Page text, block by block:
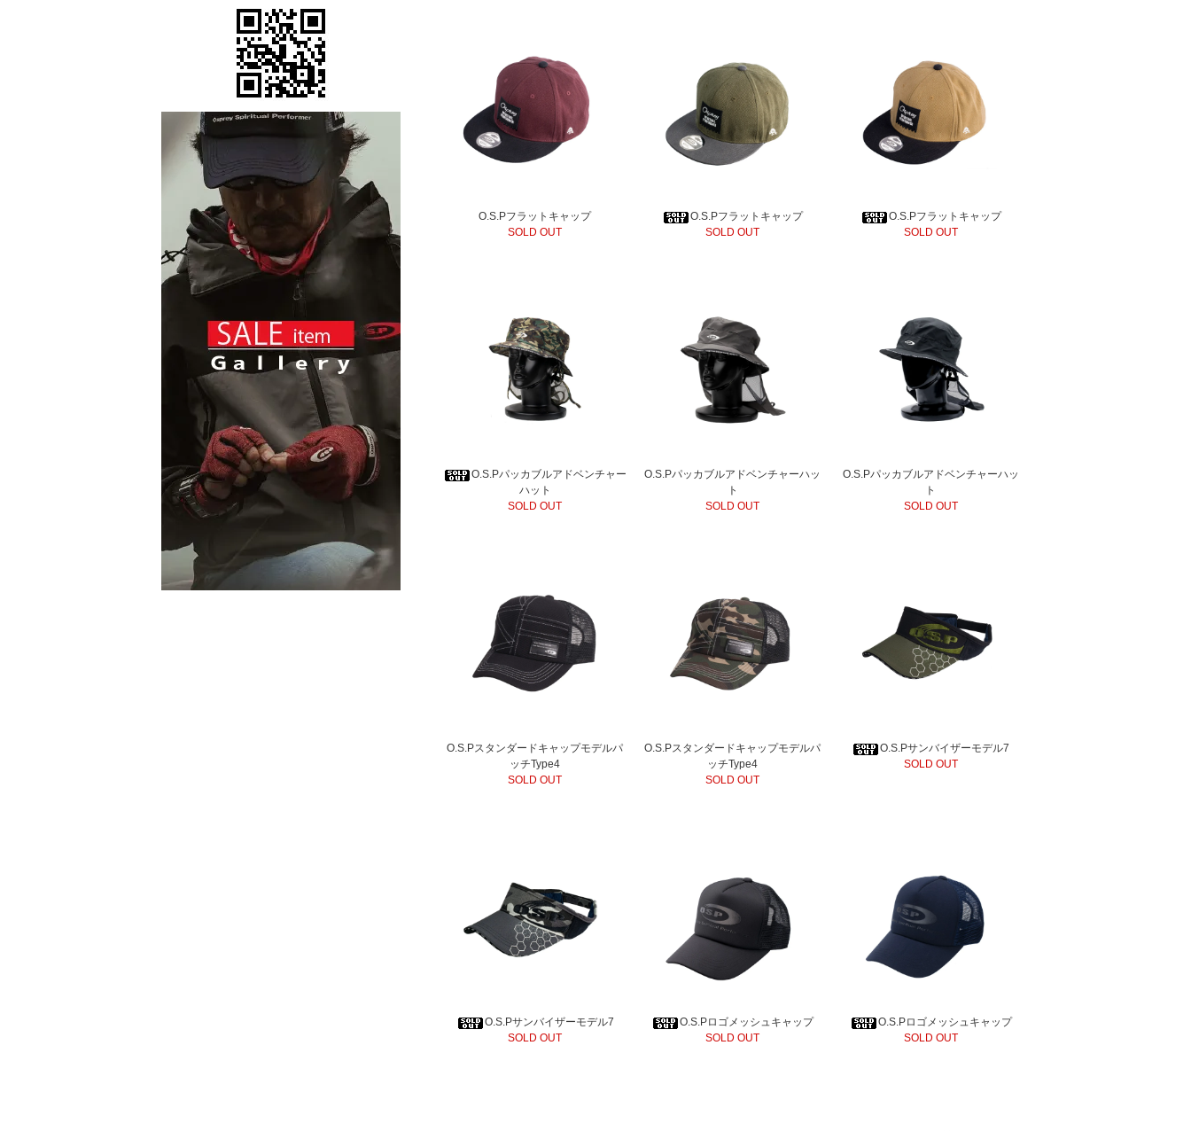
O.S.Pフラットキャップ
SOLD OUT
O.S.Pフラットキャップ
SOLD OUT
O.S.Pフラットキャップ
SOLD OUT
O.S.Pパッカブルアドベンチャー
ハット
SOLD OUT
O.S.Pパッカブルアドベンチャーハッ
ト
SOLD OUT
O.S.Pパッカブルアドベンチャーハッ
ト
SOLD OUT
O.S.Pスタンダードキャップモデルパ
ッチType4
SOLD OUT
O.S.Pスタンダードキャップモデルパ
ッチType4
SOLD OUT
O.S.Pサンバイザーモデル7
SOLD OUT
O.S.Pサンバイザーモデル7
SOLD OUT
O.S.Pロゴメッシュキャップ
SOLD OUT
O.S.Pロゴメッシュキャップ
SOLD OUT